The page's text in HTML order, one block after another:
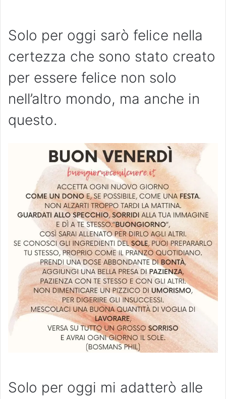
Solo per oggi sarò felice nella
certezza che sono stato creato
per essere felice non solo
nell’altro mondo, ma anche in
questo.
Solo per oggi mi adatterò alle